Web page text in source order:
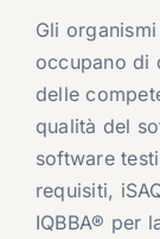
Gli
occupano di
delle
qualità del
software
requisiti,
IQBBA® per